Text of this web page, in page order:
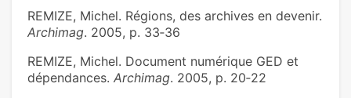
REMIZE, Michel. Régions, des archives en devenir.
Archimag. 2005, p. 33‑36
REMIZE, Michel. Document numérique GED et
dépendances. Archimag. 2005, p. 20‑22